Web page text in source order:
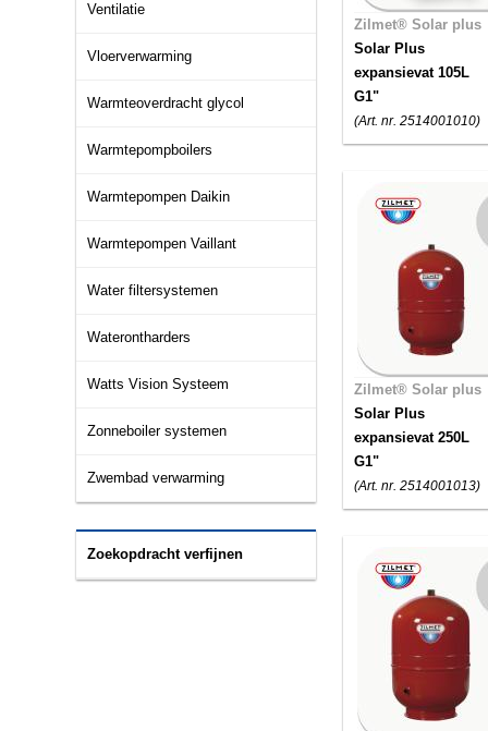
Ventilatie
Vloerverwarming
Warmteoverdracht glycol
Warmtepompboilers
Warmtepompen Daikin
Warmtepompen Vaillant
Water filtersystemen
Waterontharders
Watts Vision Systeem
Zonneboiler systemen
Zwembad verwarming
Zoekopdracht verfijnen
Zilmet® Solar plus
Solar Plus
expansievat 105L
G1"
(Art. nr. 2514001010)
Zilmet® Solar plus
Solar Plus
expansievat 250L
G1"
(Art. nr. 2514001013)